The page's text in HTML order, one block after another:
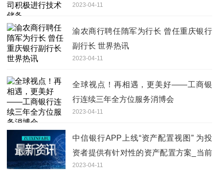
2023-04-11
渝农商行聘任隋军为行长 曾任重庆银行
副行长 世界热讯
2023-04-11
全球视点！再相遇，更美好——工商银
行连续三年全方位服务消博会
2023-04-11
中信银行APP上线“资产配置视图” 为投
资者提供有针对性的资产配置方案_当前
信息
2023-04-11